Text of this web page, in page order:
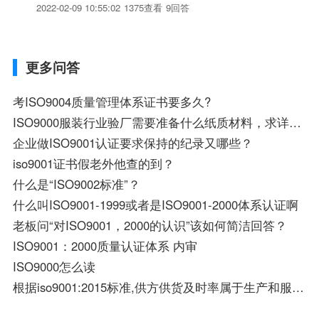
2022-02-09 10:55:02 1375查看 9回答
更多问答
考ISO9004质量管理体系证书要多久?
ISO9000服装行业验厂需要准备什么纸质材料，求详细解答！！！
企业做ISO9001认证要求保持的纪录又哪些？
iso9001证书假老外他查的到？
什么是“ISO9002标准”？
什么叫ISO9001-1999或者是ISO9001-2000体系认证啊
老板问“对ISO9001，2000的认识”该如何简洁回答？
ISO9001：2000质量认证体系 内审
ISO9000怎么读
根据iso9001:2015标准,供方供货及时率属于生产和服务提供过程的绩效指标吗？